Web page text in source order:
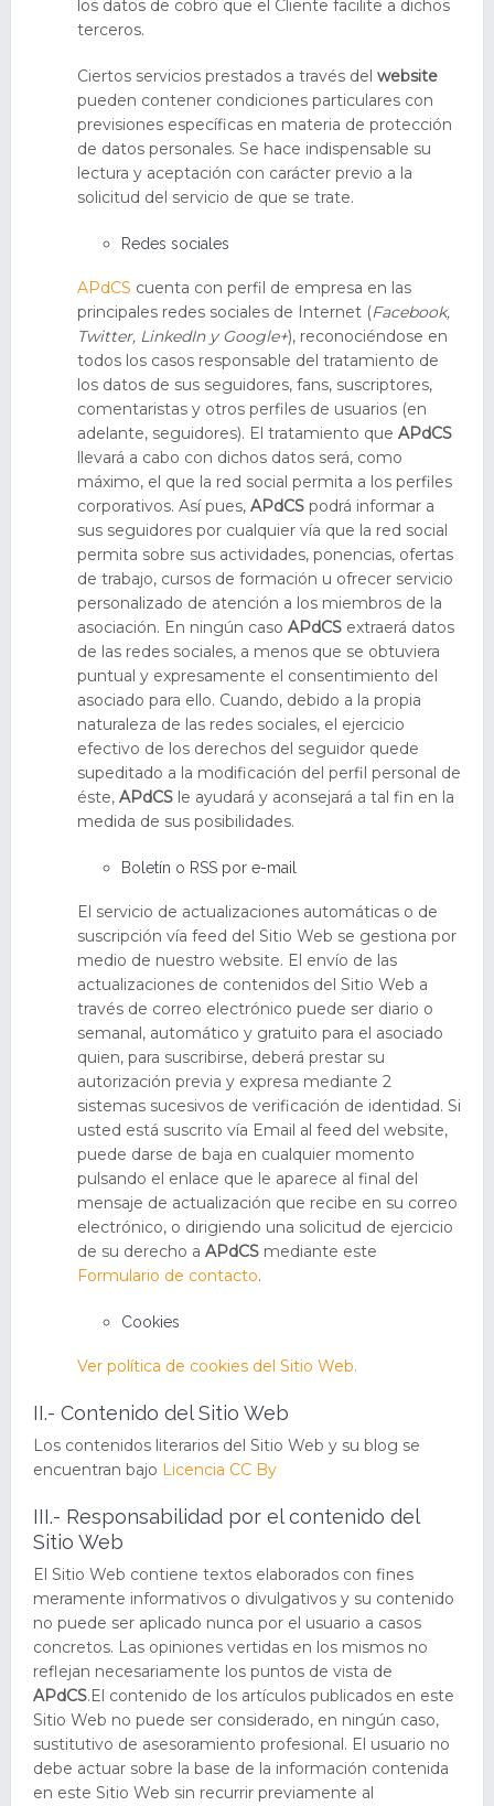
los datos de cobro que el Cliente facilite a dichos
terceros.
Ciertos servicios prestados a través del website
pueden contener condiciones particulares con
previsiones específicas en materia de protección
de datos personales. Se hace indispensable su
lectura y aceptación con carácter previo a la
solicitud del servicio de que se trate.
Redes sociales
APdCS cuenta con perfil de empresa en las
principales redes sociales de Internet (Facebook,
Twitter, LinkedIn y Google+), reconociéndose en
todos los casos responsable del tratamiento de
los datos de sus seguidores, fans, suscriptores,
comentaristas y otros perfiles de usuarios (en
adelante, seguidores). El tratamiento que APdCS
llevará a cabo con dichos datos será, como
máximo, el que la red social permita a los perfiles
corporativos. Así pues, APdCSpodrá informar a
sus seguidores por cualquier vía que la red social
permita sobre sus actividades, ponencias, ofertas
de trabajo, cursos de formación u ofrecer servicio
personalizado de atención a los miembros de la
asociación. En ningún caso APdCSextraerá datos
de las redes sociales, a menos que se obtuviera
puntual y expresamente el consentimiento del
asociado para ello. Cuando, debido a la propia
naturaleza de las redes sociales, el ejercicio
efectivo de los derechos del seguidor quede
supeditado a la modificación del perfil personal de
éste, APdCSle ayudará y aconsejará a tal fin en la
medida de sus posibilidades.
Boletín o RSS por e-mail
El servicio de actualizaciones automáticas o de
suscripción vía feed del Sitio Web se gestiona por
medio de nuestro website. El envío de las
actualizaciones de contenidos del Sitio Web a
través de correo electrónico puede ser diario o
semanal, automático y gratuito para el asociado
quien, para suscribirse, deberá prestar su
autorización previa y expresa mediante 2
sistemas sucesivos de verificación de identidad. Si
usted está suscrito vía Email al feed del website,
puede darse de baja en cualquier momento
pulsando el enlace que le aparece al final del
mensaje de actualización que recibe en su correo
electrónico, o dirigiendo una solicitud de ejercicio
de su derecho a APdCSmediante este
Formulario de contacto.
Cookies
Ver política de cookies del Sitio Web.
II.- Contenido del Sitio Web
Los contenidos literarios del Sitio Web y su blog se
encuentran bajo Licencia CC By
III.- Responsabilidad por el contenido del
Sitio Web
El Sitio Web contiene textos elaborados con fines
meramente informativos o divulgativos y su contenido
no puede ser aplicado nunca por el usuario a casos
concretos. Las opiniones vertidas en los mismos no
reflejan necesariamente los puntos de vista de
APdCS.El contenido de los artículos publicados en este
Sitio Web no puede ser considerado, en ningún caso,
sustitutivo de asesoramiento profesional. El usuario no
debe actuar sobre la base de la información contenida
en este Sitio Web sin recurrir previamente al